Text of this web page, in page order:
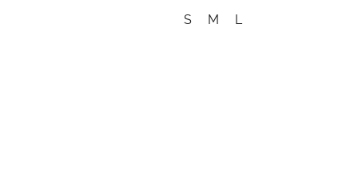
S M L